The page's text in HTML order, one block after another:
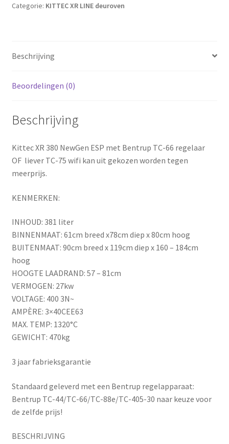
Categorie: KITTEC XR LINE deuroven
Beschrijving
Beoordelingen (0)
Beschrijving
Kittec XR 380 NewGen ESP met Bentrup TC-66 regelaar
OF liever TC-75 wifi kan uit gekozen worden tegen
meerprijs.
KENMERKEN:
INHOUD: 381 liter
BINNENMAAT: 61cm breed x78cm diep x 80cm hoog
BUITENMAAT: 90cm breed x 119cm diep x 160 – 184cm
hoog
HOOGTE LAADRAND: 57 – 81cm
VERMOGEN: 27kw
VOLTAGE: 400 3N~
AMPÈRE: 3×40CEE63
MAX. TEMP: 1320°C
GEWICHT: 470kg
3 jaar fabrieksgarantie
Standaard geleverd met een Bentrup regelapparaat:
Bentrup TC-44/TC-66/TC-88e/TC-405-30 naar keuze voor
de zelfde prijs!
BESCHRIJVING